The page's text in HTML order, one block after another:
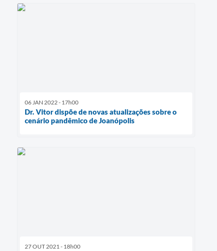
06 JAN 2022 - 17h00
Dr. Vitor dispõe de novas atualizações sobre o
cenário pandêmico de Joanópolis
27 OUT 2021 - 18h00